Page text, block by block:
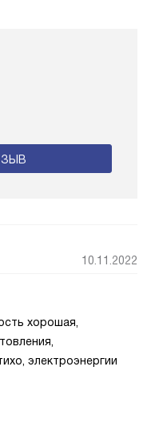
10.11.2022
хорошая,
электроэнергии